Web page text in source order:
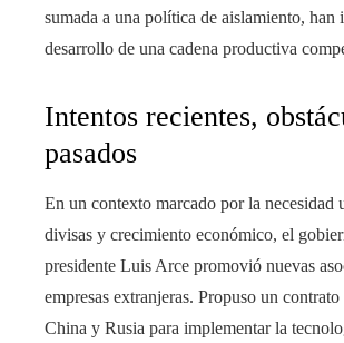
sumada a una política de aislamiento, han
desarrollo de una cadena productiva
Intentos recientes,
pasados
En un contexto marcado por la necesidad
divisas y crecimiento económico, el
presidente Luis Arce promovió nuevas
empresas extranjeras. Propuso un
China y Rusia para implementar la